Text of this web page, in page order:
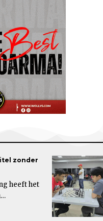
zonder
heeft het